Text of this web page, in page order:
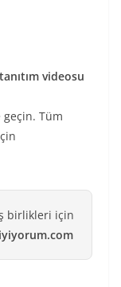
tanıtım videosu
geçin. Tüm
birlikleri için